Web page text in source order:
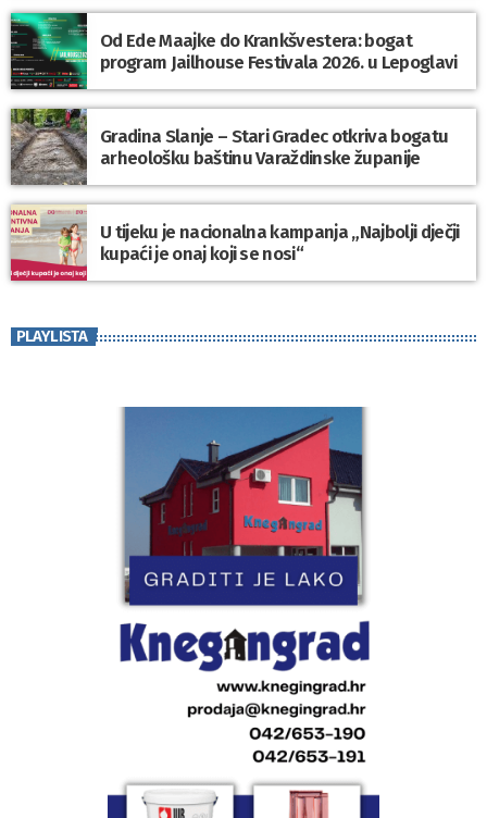
Od Ede Maajke do Krankšvestera: bogat
program Jailhouse Festivala 2026. u Lepoglavi
Gradina Slanje – Stari Gradec otkriva bogatu
arheološku baštinu Varaždinske županije
U tijeku je nacionalna kampanja „Najbolji dječji
kupaći je onaj koji se nosi“
PLAYLISTA